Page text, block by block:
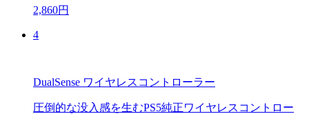
2,860円
4
DualSense ワイヤレスコントローラー
圧倒的な没入感を生むPS5純正ワイヤレスコントロー